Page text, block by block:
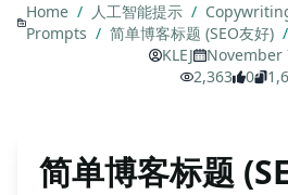
Home / 人工智能提示 /
Prompts / 简单博客标题 (SEO友好) /
KLEJ
November
2,363
0
简单博客标题